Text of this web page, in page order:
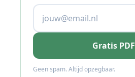
Gratis PDF
Geen spam. Altijd opzegbaar.